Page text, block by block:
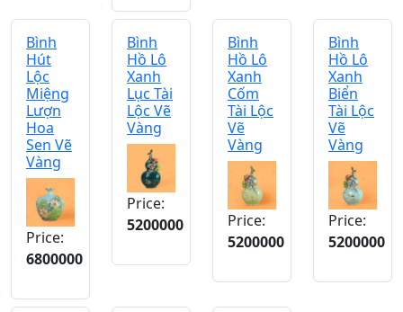
Bình
Hút
Lộc
Miệng
Lượn
Hoa
Sen Vẽ
Vàng
Price:
6800000
Bình
Hồ Lô
Xanh
Lục Tài
Lộc Vẽ
Vàng
Price:
5200000
Bình
Hồ Lô
Xanh
Cốm
Tài Lộc
Vẽ
Vàng
Price:
5200000
Bình
Hồ Lô
Xanh
Biển
Tài Lộc
Vẽ
Vàng
Price:
5200000